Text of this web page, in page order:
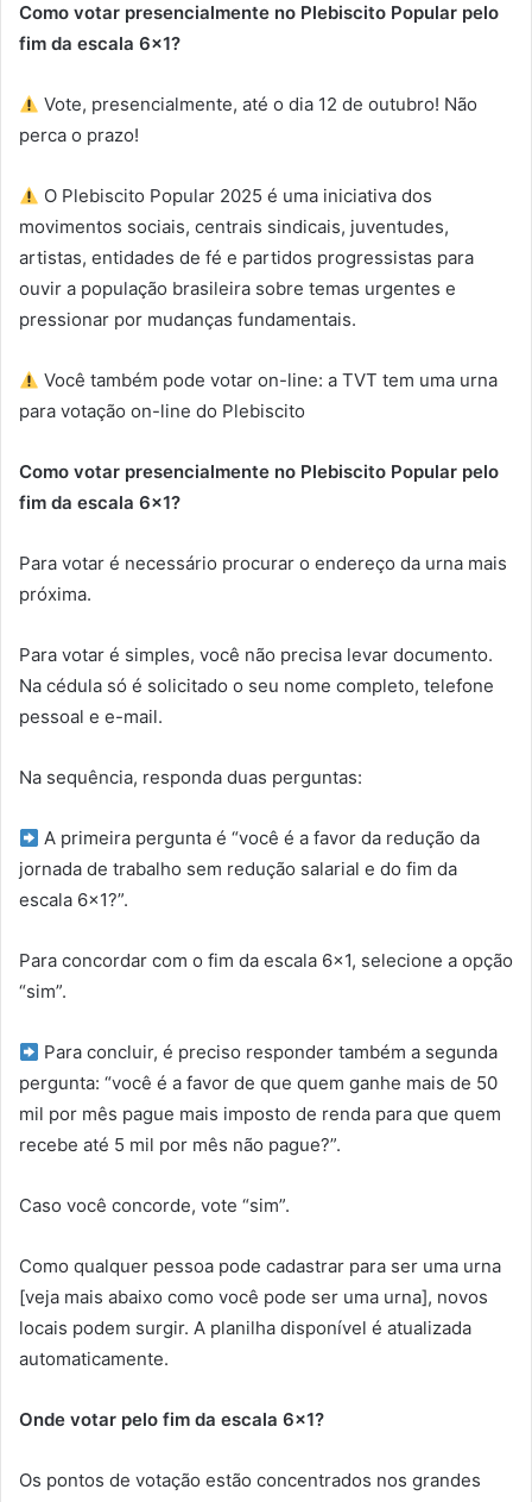
Como votar presencialmente no Plebiscito Popular pelo
fim da escala 6×1?
Vote, presencialmente, até o dia 12 de outubro! Não
perca o prazo!
O Plebiscito Popular 2025 é uma iniciativa dos
movimentos sociais, centrais sindicais, juventudes,
artistas, entidades de fé e partidos progressistas para
ouvir a população brasileira sobre temas urgentes e
pressionar por mudanças fundamentais.
Você também pode votar on-line: a TVT tem uma urna
para votação on-line do Plebiscito
Como votar presencialmente no Plebiscito Popular pelo
fim da escala 6×1?
Para votar é necessário procurar o endereço da urna mais
próxima.
Para votar é simples, você não precisa levar documento.
Na cédula só é solicitado o seu nome completo, telefone
pessoal e e-mail.
Na sequência, responda duas perguntas:
A primeira pergunta é “você é a favor da redução da
jornada de trabalho sem redução salarial e do fim da
escala 6×1?”.
Para concordar com o fim da escala 6×1, selecione a opção
“sim”.
Para concluir, é preciso responder também a segunda
pergunta: “você é a favor de que quem ganhe mais de 50
mil por mês pague mais imposto de renda para que quem
recebe até 5 mil por mês não pague?”.
Caso você concorde, vote “sim”.
Como qualquer pessoa pode cadastrar para ser uma urna
[veja mais abaixo como você pode ser uma urna], novos
locais podem surgir. A planilha disponível é atualizada
automaticamente.
Onde votar pelo fim da escala 6×1?
Os pontos de votação estão concentrados nos grandes